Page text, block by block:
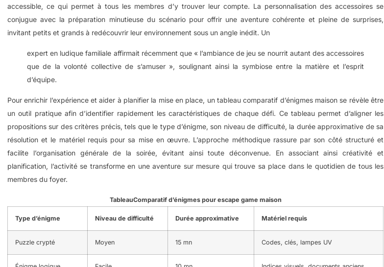
accessible, ce qui permet à tous les membres d’y trouver leur compte. La personnalisation des accessoires se
conjugue avec la préparation minutieuse du scénario pour offrir une aventure cohérente et pleine de surprises,
invitant petits et grands à redécouvrir leur environnement sous un angle inédit. Un
expert en ludique familiale affirmait récemment que « l’ambiance de jeu se nourrit autant des accessoires
que de la volonté collective de s’amuser », soulignant ainsi la symbiose entre la matière et l’esprit
d’équipe.
Pour enrichir l’expérience et aider à planifier la mise en place, un tableau comparatif d’énigmes maison se révèle être
un outil pratique afin d’identifier rapidement les caractéristiques de chaque défi. Ce tableau permet d’aligner les
propositions sur des critères précis, tels que le type d’énigme, son niveau de difficulté, la durée approximative de sa
résolution et le matériel requis pour sa mise en œuvre. L’approche méthodique rassure par son côté structuré et
facilite l’organisation générale de la soirée, évitant ainsi toute déconvenue. En associant ainsi créativité et
planification, l’activité se transforme en une aventure sur mesure qui trouve sa place dans le quotidien de tous les
membres du foyer.
TableauComparatif d’énigmes pour escape game maison
Type d’énigme Niveau de difficulté Durée approximative Matériel requis
Puzzle crypté Moyen 15 mn Codes, clés, lampes UV